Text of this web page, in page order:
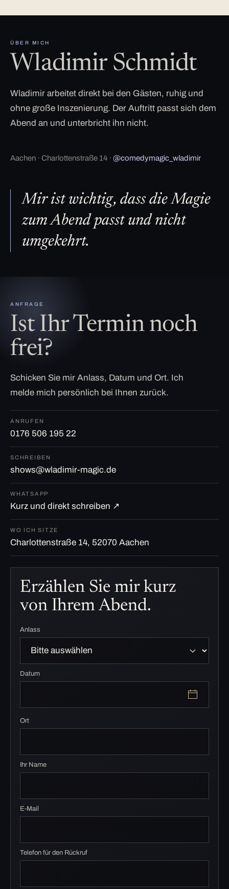
ÜBER MICH
Wladimir Schmidt
Wladimir arbeitet direkt bei den Gästen, ruhig und
ohne große Inszenierung. Der Auftritt passt sich dem
Abend an und unterbricht ihn nicht.
Aachen · Charlottenstraße 14 · @comedymagic_wladimir
Mir ist wichtig, dass die Magie
zum Abend passt und nicht
umgekehrt.
ANFRAGE
Ist Ihr Termin noch
frei?
Schicken Sie mir Anlass, Datum und Ort. Ich
melde mich persönlich bei Ihnen zurück.
ANRUFEN
0176 506 195 22
SCHREIBEN
shows@wladimir-magic.de
WHATSAPP
Kurz und direkt schreiben ↗
WO ICH SITZE
Charlottenstraße 14, 52070 Aachen
Erzählen Sie mir kurz
von Ihrem Abend.
Anlass
Datum
Ort
Ihr Name
E-Mail
Telefon für den Rückruf